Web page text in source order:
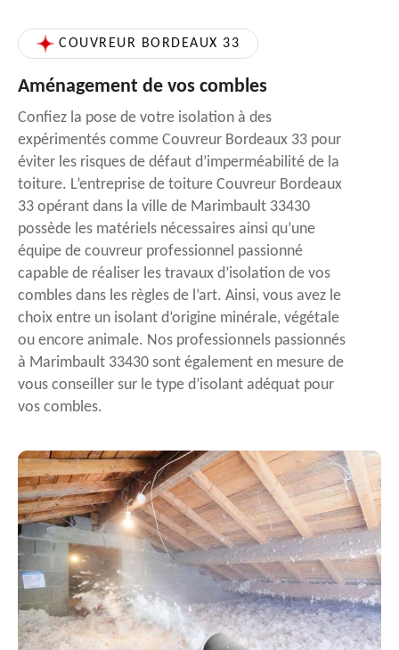
COUVREUR BORDEAUX 33
Aménagement de vos combles
Confiez la pose de votre isolation à des
expérimentés comme Couvreur Bordeaux 33 pour
éviter les risques de défaut d’imperméabilité de la
toiture. L’entreprise de toiture Couvreur Bordeaux
33 opérant dans la ville de Marimbault 33430
possède les matériels nécessaires ainsi qu’une
équipe de couvreur professionnel passionné
capable de réaliser les travaux d’isolation de vos
combles dans les règles de l’art. Ainsi, vous avez le
choix entre un isolant d’origine minérale, végétale
ou encore animale. Nos professionnels passionnés
à Marimbault 33430 sont également en mesure de
vous conseiller sur le type d’isolant adéquat pour
vos combles.